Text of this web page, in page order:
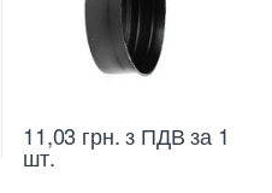
11,03 грн.з ПДВ за 1
шт.